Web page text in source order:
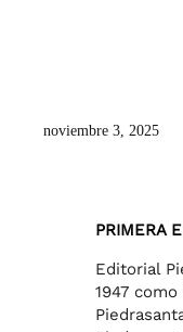
noviembre 3, 2025
PRIMERA
Editorial
1947